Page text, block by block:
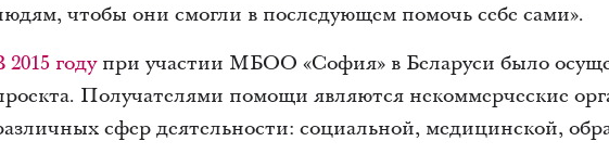
чтобы они смогли в последующем помочь себе сами».
2015 годупри участии МБОО «София» в Беларуси было
Получателями помощи являются некоммерческие
сфер деятельности: социальной, медицинской,